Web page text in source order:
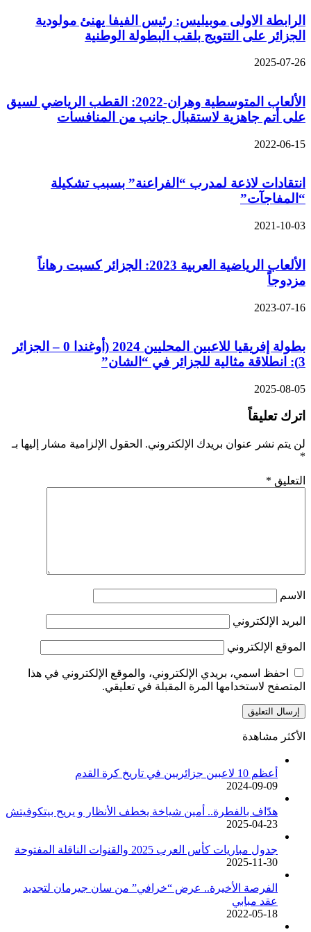
الرابطة الاولى موبيليس: رئيس الفيفا يهنئ مولودية
الجزائر على التتويج بلقب البطولة الوطنية
2025-07-26
الألعاب المتوسطية وهران-2022: القطب الرياضي لسيق
على أتم جاهزية لاستقبال جانب من المنافسات
2022-06-15
انتقادات لاذعة لمدرب “الفراعنة” بسبب تشكيلة
“المفاجآت”
2021-10-03
الألعاب الرياضية العربية 2023: الجزائر كسبت رهاناً
مزدوجاً
2023-07-16
بطولة إفريقيا للاعبين المحليين 2024 (أوغندا 0 – الجزائر
3): انطلاقة مثالية للجزائر في “الشان”
2025-08-05
اترك تعليقاً
لن يتم نشر عنوان بريدك الإلكتروني. الحقول الإلزامية مشار إليها بـ
*
التعليق *
الاسم
البريد الإلكتروني
الموقع الإلكتروني
احفظ اسمي، بريدي الإلكتروني، والموقع الإلكتروني في هذا
المتصفح لاستخدامها المرة المقبلة في تعليقي.
الأكثر مشاهدة
أعظم 10 لاعبين جزائريين في تاريخ كرة القدم
2024-09-09
هدّاف بالفطرة.. أمين شياخة يخطف الأنظار و يريح بيتكوفيتش
2025-04-23
جدول مباريات كأس العرب 2025 والقنوات الناقلة المفتوحة
2025-11-30
الفرصة الأخيرة.. عرض “خرافي” من سان جيرمان لتجديد
عقد مبابي
2022-05-18